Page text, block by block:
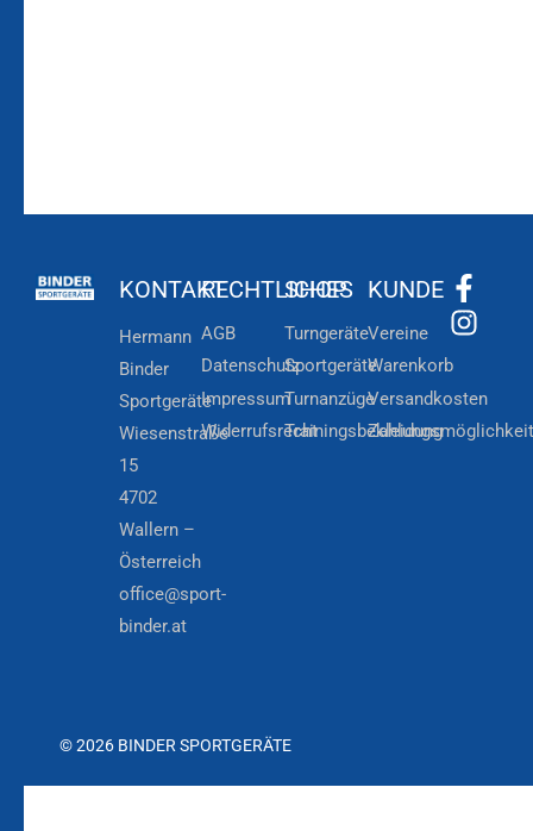
KONTAKT
Hermann
Binder
Sportgeräte
Wiesenstraße
15
4702
Wallern –
Österreich
office@sport-
binder.at
RECHTLICHES
AGB
Datenschutz
Impressum
Widerrufsrecht
SHOP
Turngeräte
Sportgeräte
Turnanzüge
Trainingsbekleidung
KUNDE
Vereine
Warenkorb
Versandkosten
© 2026 BINDER SPORTGERÄTE